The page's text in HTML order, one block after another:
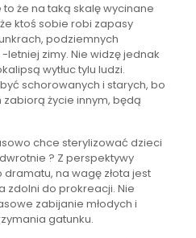
że na taką skalę wycinane
ktoś sobie robi zapasy
podziemnych
letniej zimy. Nie widzę jednak
wytłuc tylu ludzi.
schorowanych i starych, bo
życie innym, będą
chce sterylizować dzieci
? Z perspektywy
na wagę złota jest
zdolni do prokreacji. Nie
zabijanie młodych i
gatunku.